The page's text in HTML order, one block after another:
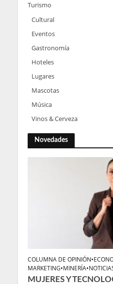
Turismo
Cultural
Eventos
Gastronomía
Hoteles
Lugares
Mascotas
Música
Vinos & Cerveza
Novedades
COLUMNA DE OPINIÓN•
MARKETING•MINERÍA•
MUJERES Y